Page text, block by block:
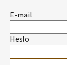
E-mail
Heslo